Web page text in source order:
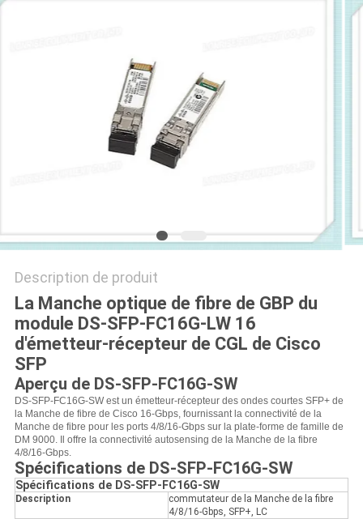
POLITIQUE
DE
CONFIDENTIALITÉ
Description de produit
La Manche optique de fibre de GBP du
module DS-SFP-FC16G-LW 16
d'émetteur-récepteur de CGL de Cisco
SFP
Aperçu de DS-SFP-FC16G-SW
DS-SFP-FC16G-SW est un émetteur-récepteur des ondes courtes SFP+ de
la Manche de fibre de Cisco 16-Gbps, fournissant la connectivité de la
Manche de fibre pour les ports 4/8/16-Gbps sur la plate-forme de famille de
DM 9000. Il offre la connectivité autosensing de la Manche de la fibre
4/8/16-Gbps.
Spécifications de DS-SFP-FC16G-SW
Spécifications de DS-SFP-FC16G-SW
Description
commutateur de la Manche de la fibre
4/8/16-Gbps, SFP+, LC